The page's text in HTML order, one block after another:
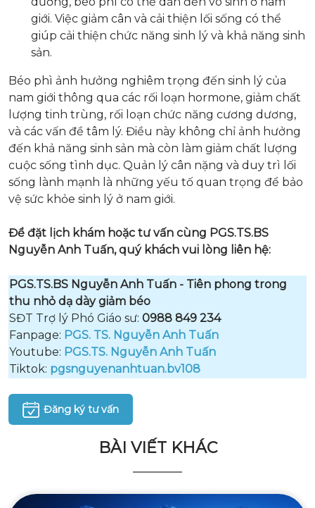
giới. Việc giảm cân và cải thiện lối sống có thể
giúp cải thiện chức năng sinh lý và khả năng sinh
sản.
Béo phì ảnh hưởng nghiêm trọng đến sinh lý của
nam giới thông qua các rối loạn hormone, giảm chất
lượng tinh trùng, rối loạn chức năng cương dương,
và các vấn đề tâm lý. Điều này không chỉ ảnh hưởng
đến khả năng sinh sản mà còn làm giảm chất lượng
cuộc sống tình dục. Quản lý cân nặng và duy trì lối
sống lành mạnh là những yếu tố quan trọng để bảo
vệ sức khỏe sinh lý ở nam giới.
Để đặt lịch khám hoặc tư vấn cùng PGS.TS.BS
Nguyễn Anh Tuấn, quý khách vui lòng liên hệ:
PGS.TS.BS Nguyễn Anh Tuấn - Tiên phong trong
thu nhỏ dạ dày giảm béo
SĐT Trợ lý Phó Giáo sư: 0988 849 234
Fanpage: PGS. TS. Nguyễn Anh Tuấn
Youtube: PGS.TS. Nguyễn Anh Tuấn
Tiktok: pgsnguyenanhtuan.bv108
Đăng ký tư vấn
BÀI VIẾT KHÁC